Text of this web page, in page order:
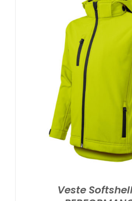
Veste